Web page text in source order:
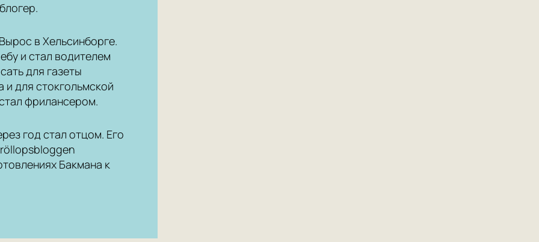
в Хельсинборге.
и стал водителем
для газеты
и для стокгольмской
фрилансером.
год стал отцом. Его
Бакмана к